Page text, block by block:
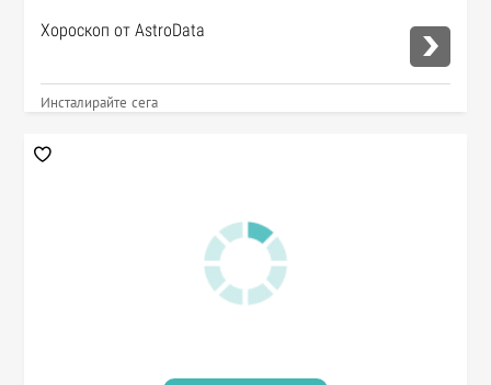
Хороскоп от AstroData
Инсталирайте сега